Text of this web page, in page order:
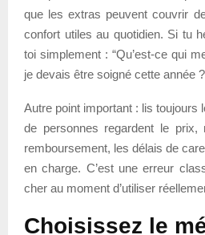
que les extras peuvent couvrir
confort utiles au quotidien. Si tu
toi simplement : “Qu’est-ce qui
je devais être soigné cette année
Autre point important : lis toujours
de personnes regardent le
remboursement, les délais de
en charge. C’est une erreur
cher au moment d’utiliser
Choisissez le